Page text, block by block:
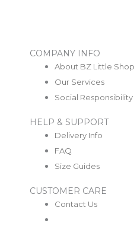
COMPANY INFO
About BZ Little Shop
Our Services
Social Responsibility
HELP & SUPPORT
Delivery Info
FAQ
Size Guides
CUSTOMER CARE
Contact Us